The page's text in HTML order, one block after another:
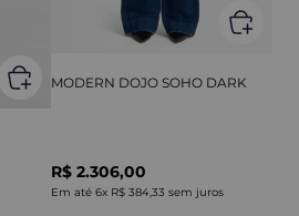
MODERN DOJO SOHO DARK
R$ 2.306,00
Em até 6x R$ 384,33 sem juros